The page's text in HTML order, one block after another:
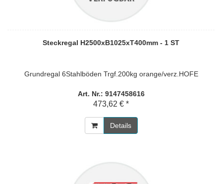
Steckregal H2500xB1025xT400mm - 1 ST
Grundregal 6Stahlböden Trgf.200kg orange/verz.HOFE
Art. Nr.: 9147458616
473,62 € *
Details